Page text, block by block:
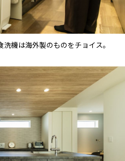
機は海外製のものをチョイス。